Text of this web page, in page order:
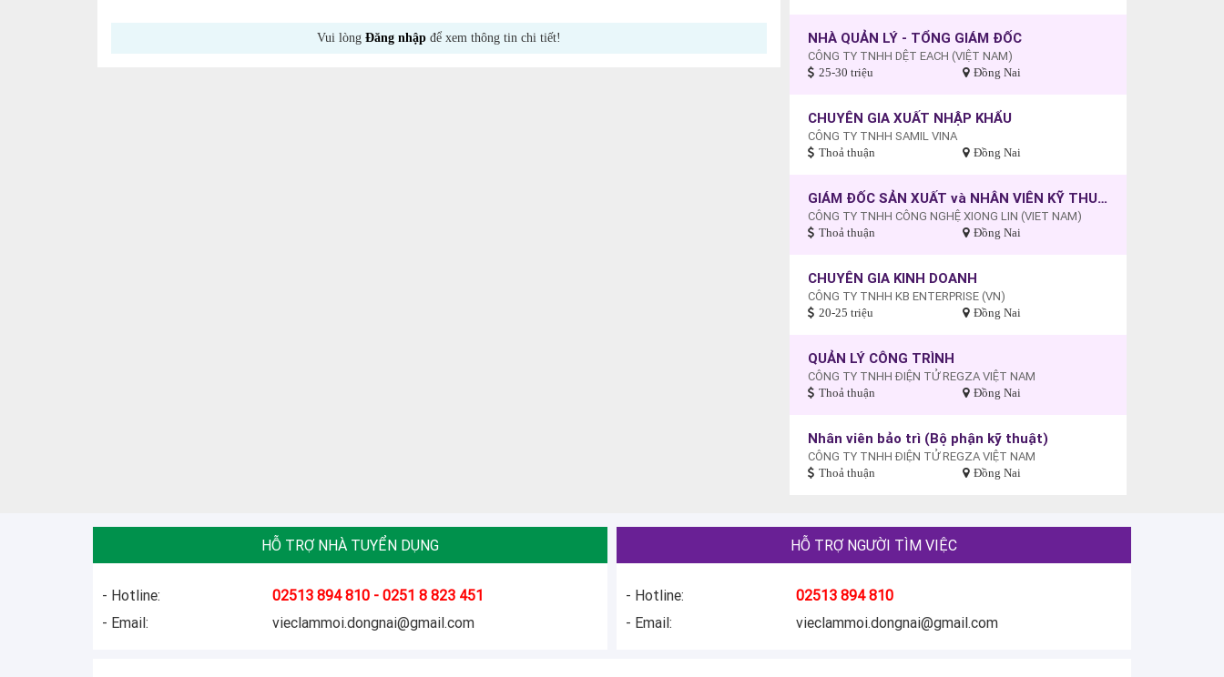
Vui lòng Đăng nhập để xem thông tin chi tiết! NHÀ QUẢN LÝ - TỔNG GIÁM ĐỐC
CÔNG TY TNHH DỆT EACH (VIỆT NAM)
25-30 triệu Đồng Nai
CHUYÊN GIA XUẤT NHẬP KHẨU
CÔNG TY TNHH SAMIL VINA
Thoả thuận Đồng Nai
GIÁM ĐỐC SẢN XUẤT và NHÂN VIÊN KỸ THUẬT
CÔNG TY TNHH CÔNG NGHỆ XIONG LIN (VIET NAM)
Thoả thuận Đồng Nai
CHUYÊN GIA KINH DOANH
CÔNG TY TNHH KB ENTERPRISE (VN)
20-25 triệu Đồng Nai
QUẢN LÝ CÔNG TRÌNH
CÔNG TY TNHH ĐIỆN TỬ REGZA VIỆT NAM
Thoả thuận Đồng Nai
Nhân viên bảo trì (Bộ phận kỹ thuật)
CÔNG TY TNHH ĐIỆN TỬ REGZA VIỆT NAM
Thoả thuận Đồng Nai
HỖ TRỢ NHÀ TUYỂN DỤNG
- Hotline:
02513 894 810 - 0251 8 823 451
- Email:
vieclammoi.dongnai@gmail.com
HỖ TRỢ NGƯỜI TÌM VIỆC
- Hotline:
02513 894 810
- Email:
vieclammoi.dongnai@gmail.com